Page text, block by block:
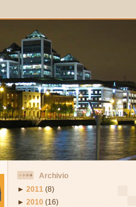
Archivio
► 2011 (8)
► 2010 (16)